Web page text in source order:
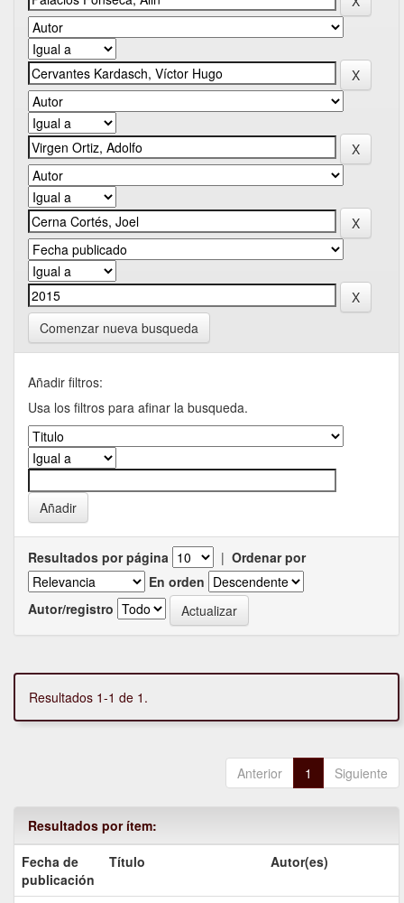
Comenzar nueva busqueda
Añadir filtros:
Usa los filtros para afinar la busqueda.
Resultados por página | Ordenar por
En orden
Autor/registro
Resultados 1-1 de 1.
Anterior 1 Siguiente
Resultados por ítem:
Fecha de
publicación
Título Autor(es)